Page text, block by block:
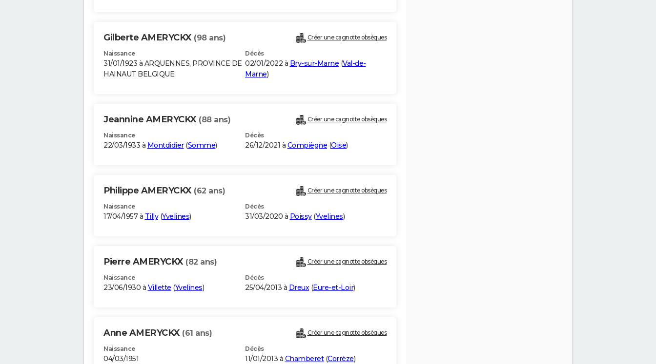
Gilberte AMERYCKX (98 ans) Créer une cagnotte obsèques
Naissance
31/01/1923 à ARQUENNES, PROVINCE DE
HAINAUT BELGIQUE
Décès
02/01/2022 à Bry-sur-Marne (Val-de-
Marne)
Jeannine AMERYCKX (88 ans) Créer une cagnotte obsèques
Naissance
22/03/1933 à Montdidier(Somme)
Décès
26/12/2021 à Compiègne (Oise)
Philippe AMERYCKX (62 ans) Créer une cagnotte obsèques
Naissance
17/04/1957 à Tilly(Yvelines)
Décès
31/03/2020 à Poissy(Yvelines)
Pierre AMERYCKX (82 ans) Créer une cagnotte obsèques
Naissance
23/06/1930 à Villette (Yvelines)
Décès
25/04/2013 à Dreux(Eure-et-Loir)
Anne AMERYCKX (61 ans) Créer une cagnotte obsèques
Naissance
04/03/1951
Décès
11/01/2013 à Chamberet(Corrèze)